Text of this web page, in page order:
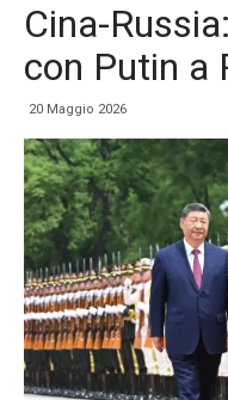
Cina-
con Putin a
20 Maggio 2026